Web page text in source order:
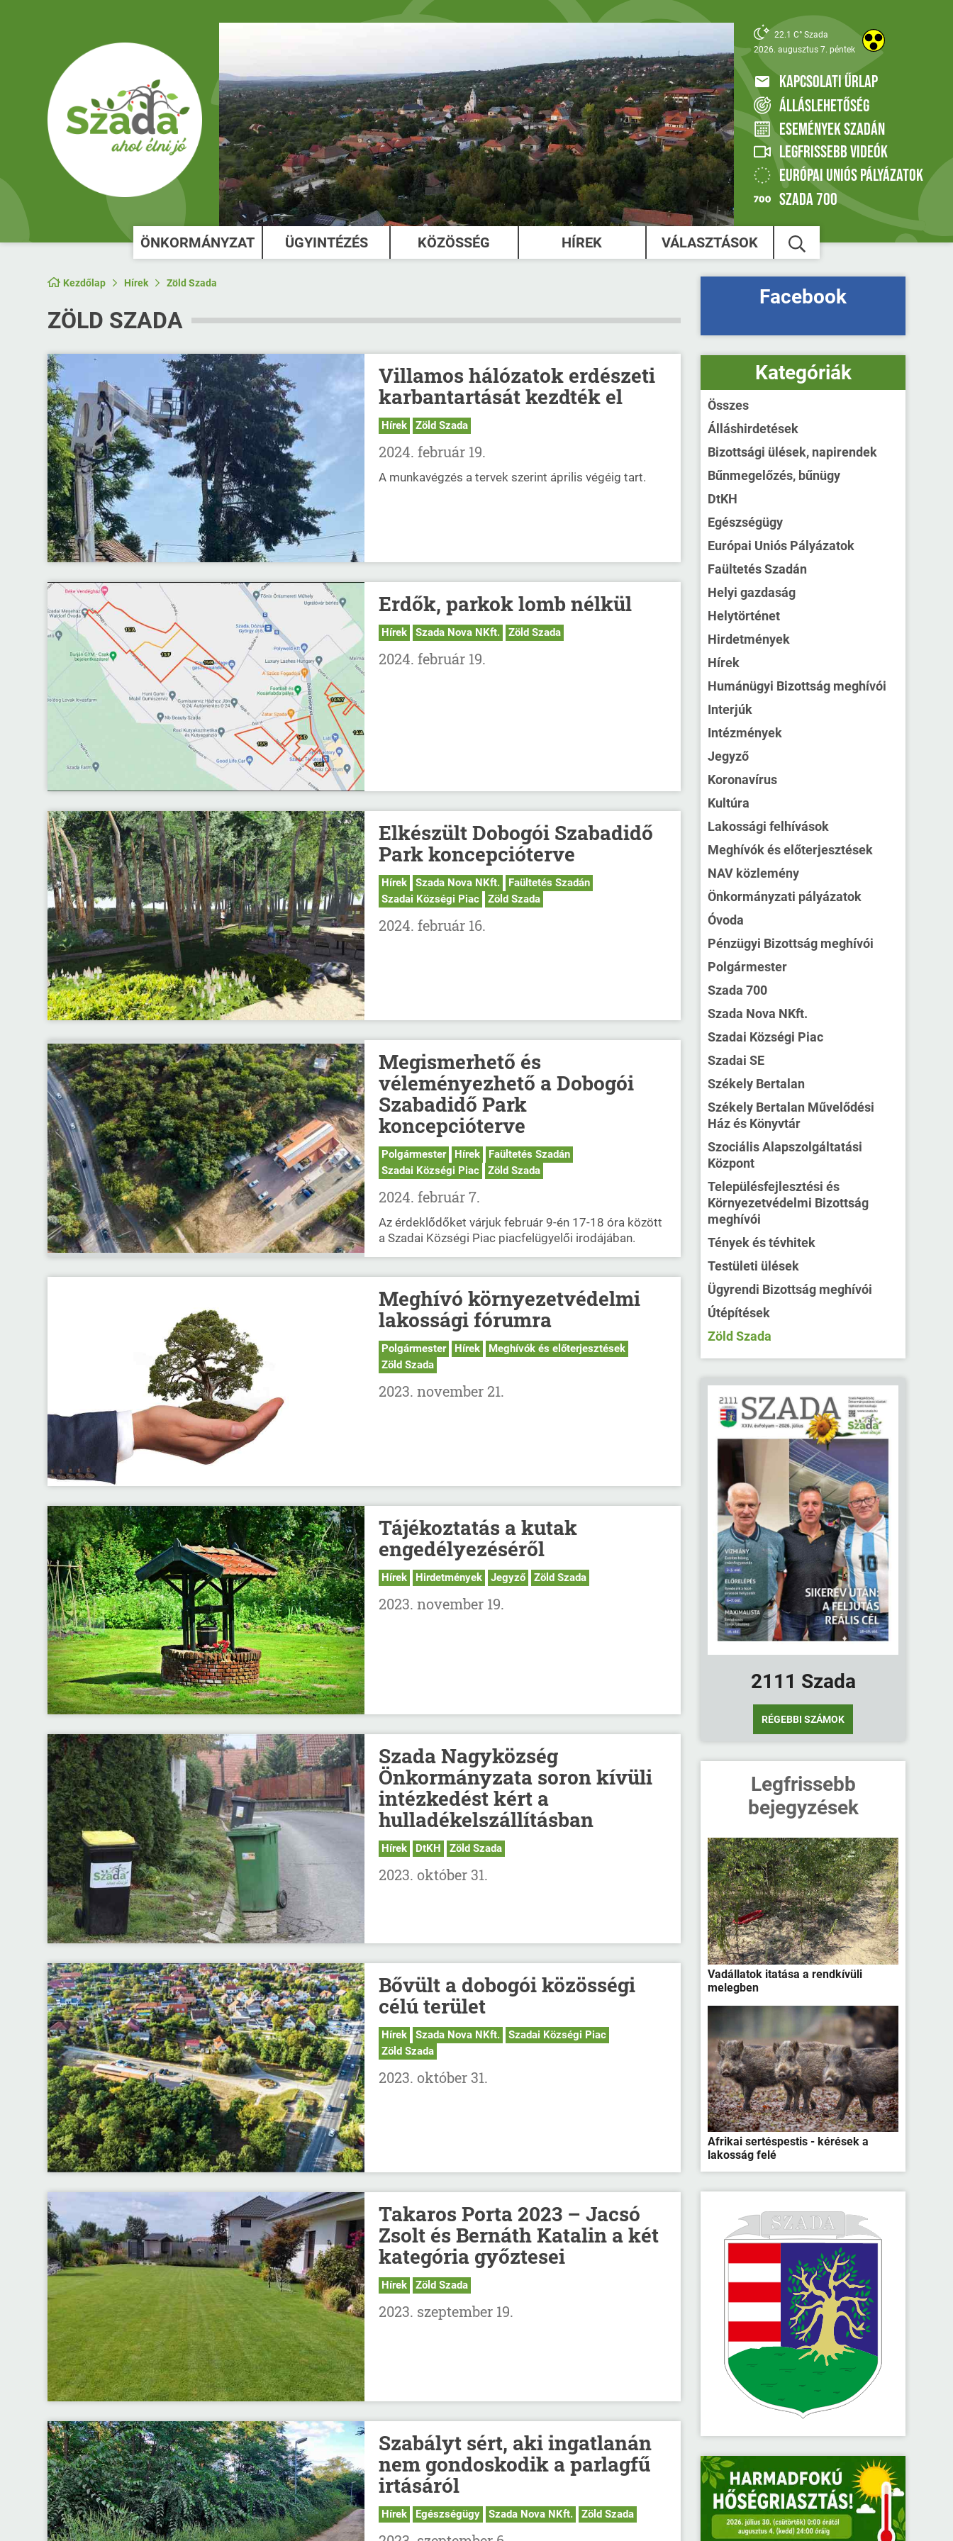
22.1 C° Szada
2026. augusztus 7. péntek
KAPCSOLATI ŰRLAP
ÁLLÁSLEHETŐSÉG
ESEMÉNYEK SZADÁN
LEGFRISSEBB VIDEÓK
EURÓPAI UNIÓS PÁLYÁZATOK
SZADA 700
ÖNKORMÁNYZAT ÜGYINTÉZÉS KÖZÖSSÉG HÍREK VÁLASZTÁSOK
Kezdőlap Hírek Zöld Szada
ZÖLD SZADA
Villamos hálózatok erdészeti
karbantartását kezdték el
Hírek Zöld Szada
2024. február 19.
A munkavégzés a tervek szerint április végéig tart.
Erdők, parkok lomb nélkül
Hírek Szada Nova NKft. Zöld Szada
2024. február 19.
Elkészült Dobogói Szabadidő
Park koncepcióterve
Hírek Szada Nova NKft.
Faültetés Szadán
Szadai Községi Piac
Zöld Szada
2024. február 16.
Megismerhető és
véleményezhető a Dobogói
Szabadidő Park
koncepcióterve
Polgármester Hírek
Faültetés Szadán
Szadai Községi Piac
Zöld Szada
2024. február 7.
Az érdeklődőket várjuk február 9-én 17-18 óra között
a Szadai Községi Piac piacfelügyelői irodájában.
Meghívó környezetvédelmi
lakossági fórumra
Polgármester Hírek
Meghívók és előterjesztések
Zöld Szada
2023. november 21.
Tájékoztatás a kutak
engedélyezéséről
Hírek Hirdetmények Jegyző Zöld Szada
2023. november 19.
Szada Nagyközség
Önkormányzata soron kívüli
intézkedést kért a
hulladékelszállításban
Hírek DtKH Zöld Szada
2023. október 31.
Bővült a dobogói közösségi
célú terület
Hírek Szada Nova NKft.
Szadai Községi Piac
Zöld Szada
2023. október 31.
Takaros Porta 2023 – Jacsó
Zsolt és Bernáth Katalin a két
kategória győztesei
Hírek Zöld Szada
2023. szeptember 19.
Szabályt sért, aki ingatlanán
nem gondoskodik a parlagfű
irtásáról
Hírek Egészségügy Szada Nova NKft. Zöld Szada
Facebook
Kategóriák
Összes
Álláshirdetések
Bizottsági ülések, napirendek
Bűnmegelőzés, bűnügy
DtKH
Egészségügy
Európai Uniós Pályázatok
Faültetés Szadán
Helyi gazdaság
Helytörténet
Hirdetmények
Hírek
Humánügyi Bizottság meghívói
Interjúk
Intézmények
Jegyző
Koronavírus
Kultúra
Lakossági felhívások
Meghívók és előterjesztések
NAV közlemény
Önkormányzati pályázatok
Óvoda
Pénzügyi Bizottság meghívói
Polgármester
Szada 700
Szada Nova NKft.
Szadai Községi Piac
Szadai SE
Székely Bertalan
Székely Bertalan Művelődési
Ház és Könyvtár
Szociális Alapszolgáltatási
Központ
Településfejlesztési és
Környezetvédelmi Bizottság
meghívói
Tények és tévhitek
Testületi ülések
Ügyrendi Bizottság meghívói
Útépítések
Zöld Szada
2111 Szada
RÉGEBBI SZÁMOK
Legfrissebb
bejegyzések
Vadállatok itatása a rendkívüli
melegben
Afrikai sertéspestis - kérések a
lakosság felé